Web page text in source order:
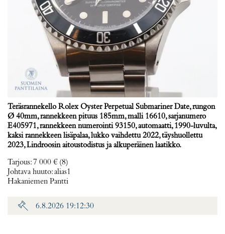
Teräsrannekello Rolex Oyster Perpetual Submariner Date, rungon
Ø 40mm, rannekkeen pituus 185mm, malli 16610, sarjanumero
E405971, rannekkeen numerointi 93150, automaatti, 1990-luvulta,
kaksi rannekkeen lisäpalaa, lukko vaihdettu 2022, täyshuollettu
2023, Lindroosin aitoustodistus ja alkuperäinen laatikko.
Tarjous:7 000 € (8)
Johtava huuto:alias1
Hakaniemen Pantti
6.8.2026 19:12:30